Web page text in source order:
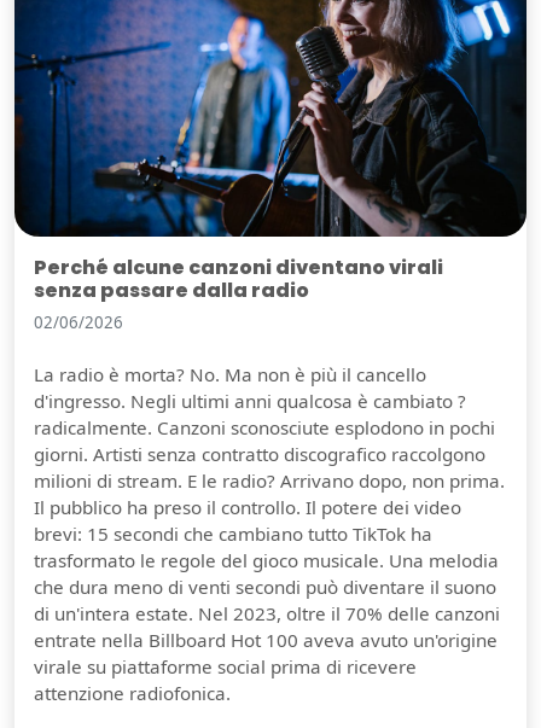
Guarda video
Perché alcune canzoni diventano virali
senza passare dalla radio
02/06/2026
La radio è morta? No. Ma non è più il cancello
d'ingresso. Negli ultimi anni qualcosa è cambiato ?
radicalmente. Canzoni sconosciute esplodono in pochi
giorni. Artisti senza contratto discografico raccolgono
milioni di stream. E le radio? Arrivano dopo, non prima.
Il pubblico ha preso il controllo. Il potere dei video
brevi: 15 secondi che cambiano tutto TikTok ha
trasformato le regole del gioco musicale. Una melodia
che dura meno di venti secondi può diventare il suono
di un'intera estate. Nel 2023, oltre il 70% delle canzoni
entrate nella Billboard Hot 100 aveva avuto un'origine
virale su piattaforme social prima di ricevere
attenzione radiofonica.